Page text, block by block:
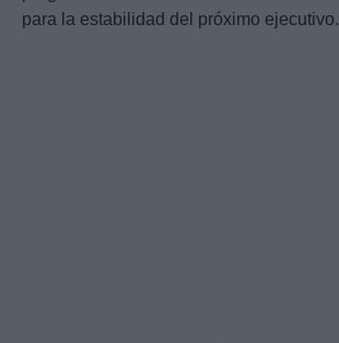
para la estabilidad del próximo ejecutivo.